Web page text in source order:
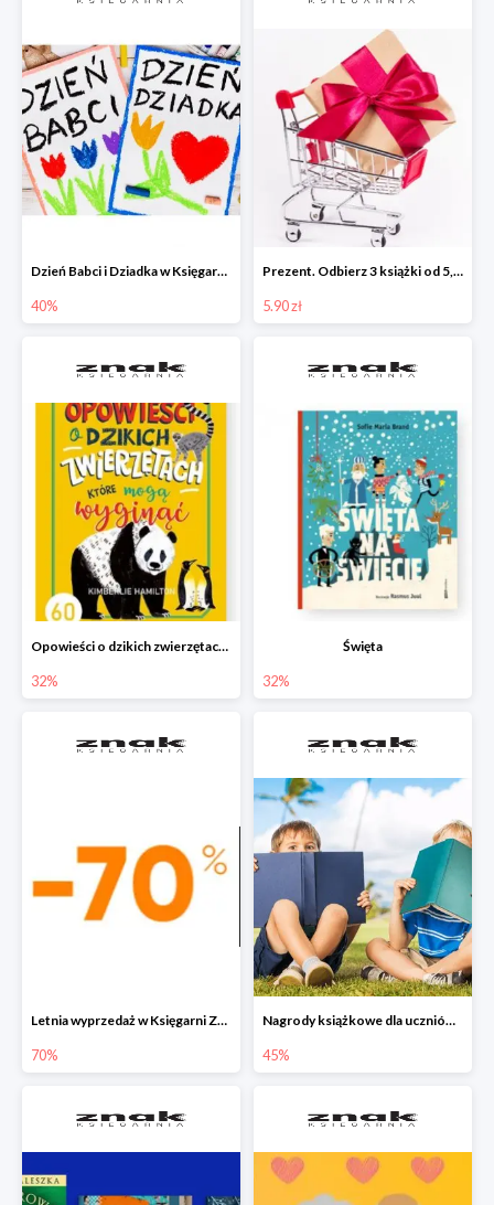
Dzień Babci i Dziadka w Księgarni Znak do -40%
40%
Prezent. Odbierz 3 książki od 5,90zł
5.90 zł
Opowieści o dzikich zwierzętach, które mogą wyginąć.
32%
Święta
32%
Letnia wyprzedaż w Księgarni Znak do -70%
70%
Nagrody książkowe dla uczniów na koniec roku szkolnego w Księgarni Znak do -45%
45%